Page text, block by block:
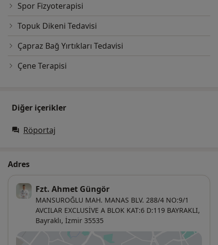
Spor Fizyoterapisi
Topuk Dikeni Tedavisi
Çapraz Bağ Yırtıkları Tedavisi
Çene Terapisi
Diğer içerikler
Röportaj
Adres
Fzt. Ahmet Güngör
MANSUROĞLU MAH. MANAS BLV. 288/4 NO:9/1
AVCILAR EXCLUSİVE A BLOK KAT:6 D:119 BAYRAKLI,
Bayraklı, İzmir 35535